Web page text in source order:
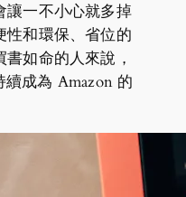
讓一不小心就多掉
性和環保、省位的
如命的人來說，
成為 Amazon 的